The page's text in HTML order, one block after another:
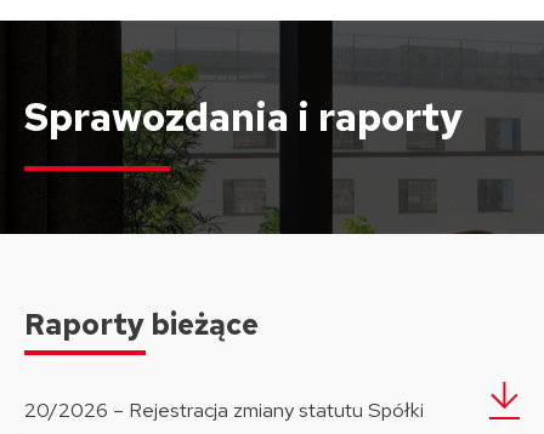
Sprawozdania i raporty
Raporty bieżące
20/2026 – Rejestracja zmiany statutu Spółki